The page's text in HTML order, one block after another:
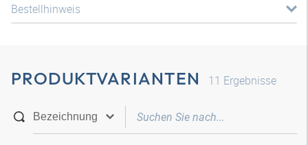
Bestellhinweis
PRODUKTVARIANTEN 11 Ergebnisse